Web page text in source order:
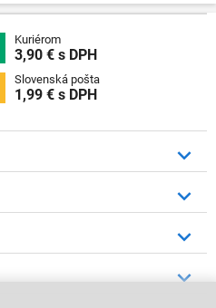
Kuriérom
3,90 € s DPH
Slovenská pošta
1,99 € s DPH